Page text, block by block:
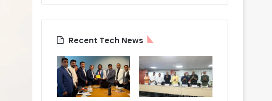
Recent Tech News